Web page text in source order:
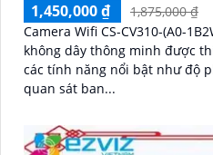
1,450,000 ₫
1,875,000 ₫
Camera Wifi CS-CV310-(A0-
không dây thông minh được
các tính năng nổi bật như độ
quan sát ban...